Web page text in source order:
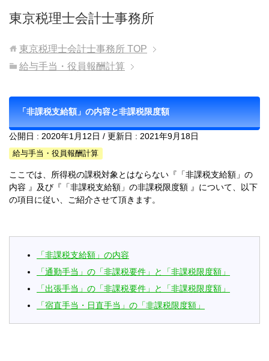
東京税理士会計士事務所
東京税理士会計士事務所 TOP
給与手当・役員報酬計算
「非課税支給額」の内容と非課税限度額
公開日 : 2020年1月12日 / 更新日 : 2021年9月18日
給与手当・役員報酬計算
ここでは、所得税の課税対象とはならない『「非課税支給額」の
内容 』及び『「非課税支給額」の非課税限度額 』について、以下
の項目に従い、ご紹介させて頂きます。
「非課税支給額」の内容
「通勤手当」の「非課税要件」と「非課税限度額」
「出張手当」の「非課税要件」と「非課税限度額」
「宿直手当・日直手当」の「非課税限度額」